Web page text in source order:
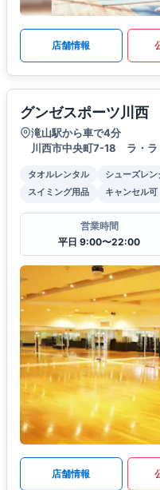
店舗情報
グンゼスポーツ川西
滝山駅から車で4分
川西市中央町7-18 ラ・ラ
タオルレンタル シューズレン
スイミング用品
キャンセル可
営業時間
平日 9:00〜22:00
店舗情報